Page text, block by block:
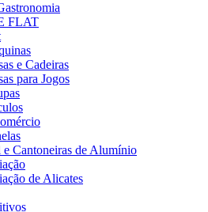
FLAT
e Cadeiras
para Jogos
Cantoneiras de Alumínio
de Alicates